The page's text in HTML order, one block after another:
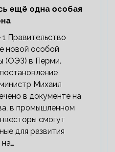
ещё одна особая
Правительство
новой особой
(ОЭЗ) в Перми.
Михаил
в документе на
в промышленном
смогут
для развития